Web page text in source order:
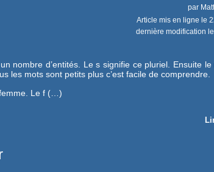
par
Article mis en ligne le
dernière modification
nombre d’entités. Le s signifie ce pluriel. Ensuite
les mots sont petits plus c’est facile de comprendre.
femme. Le f (…)